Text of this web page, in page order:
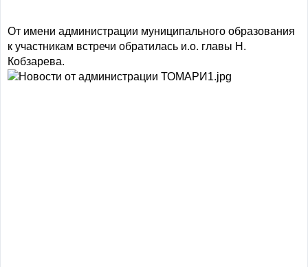
От имени администрации муниципального образования
к участникам встречи обратилась и.о. главы Н.
Кобзарева.